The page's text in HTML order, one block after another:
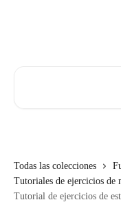
Todas las colecciones
Tutoriales de ejercicios de
Tutorial de ejercicios de